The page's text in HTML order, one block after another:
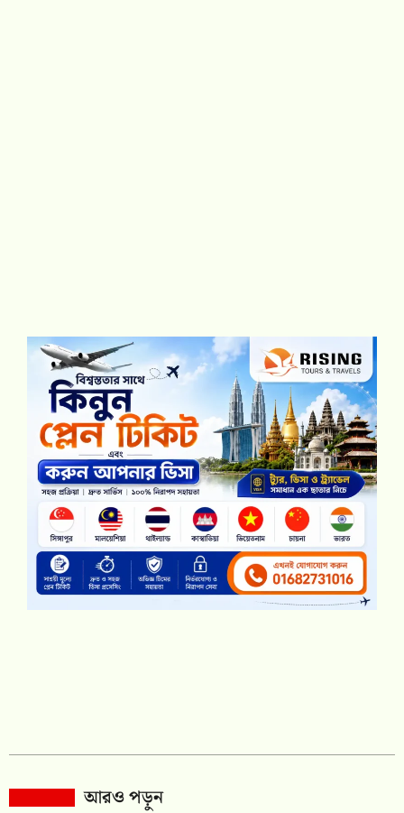
আরও পড়ুন